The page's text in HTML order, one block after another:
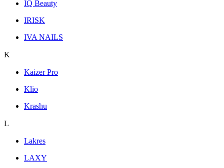
IQ Beauty
IRISK
IVA NAILS
K
Kaizer Pro
Klio
Krashu
L
Lakres
LAXY